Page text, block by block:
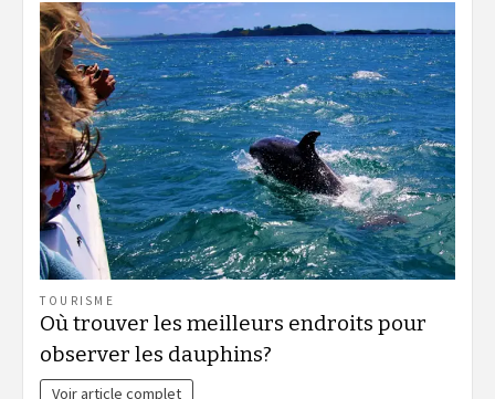
TOURISME
Où trouver les meilleurs endroits pour
observer les dauphins?
Voir article complet